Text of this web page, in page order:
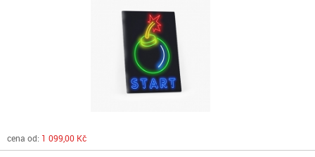
cena od: 1 099,00 Kč